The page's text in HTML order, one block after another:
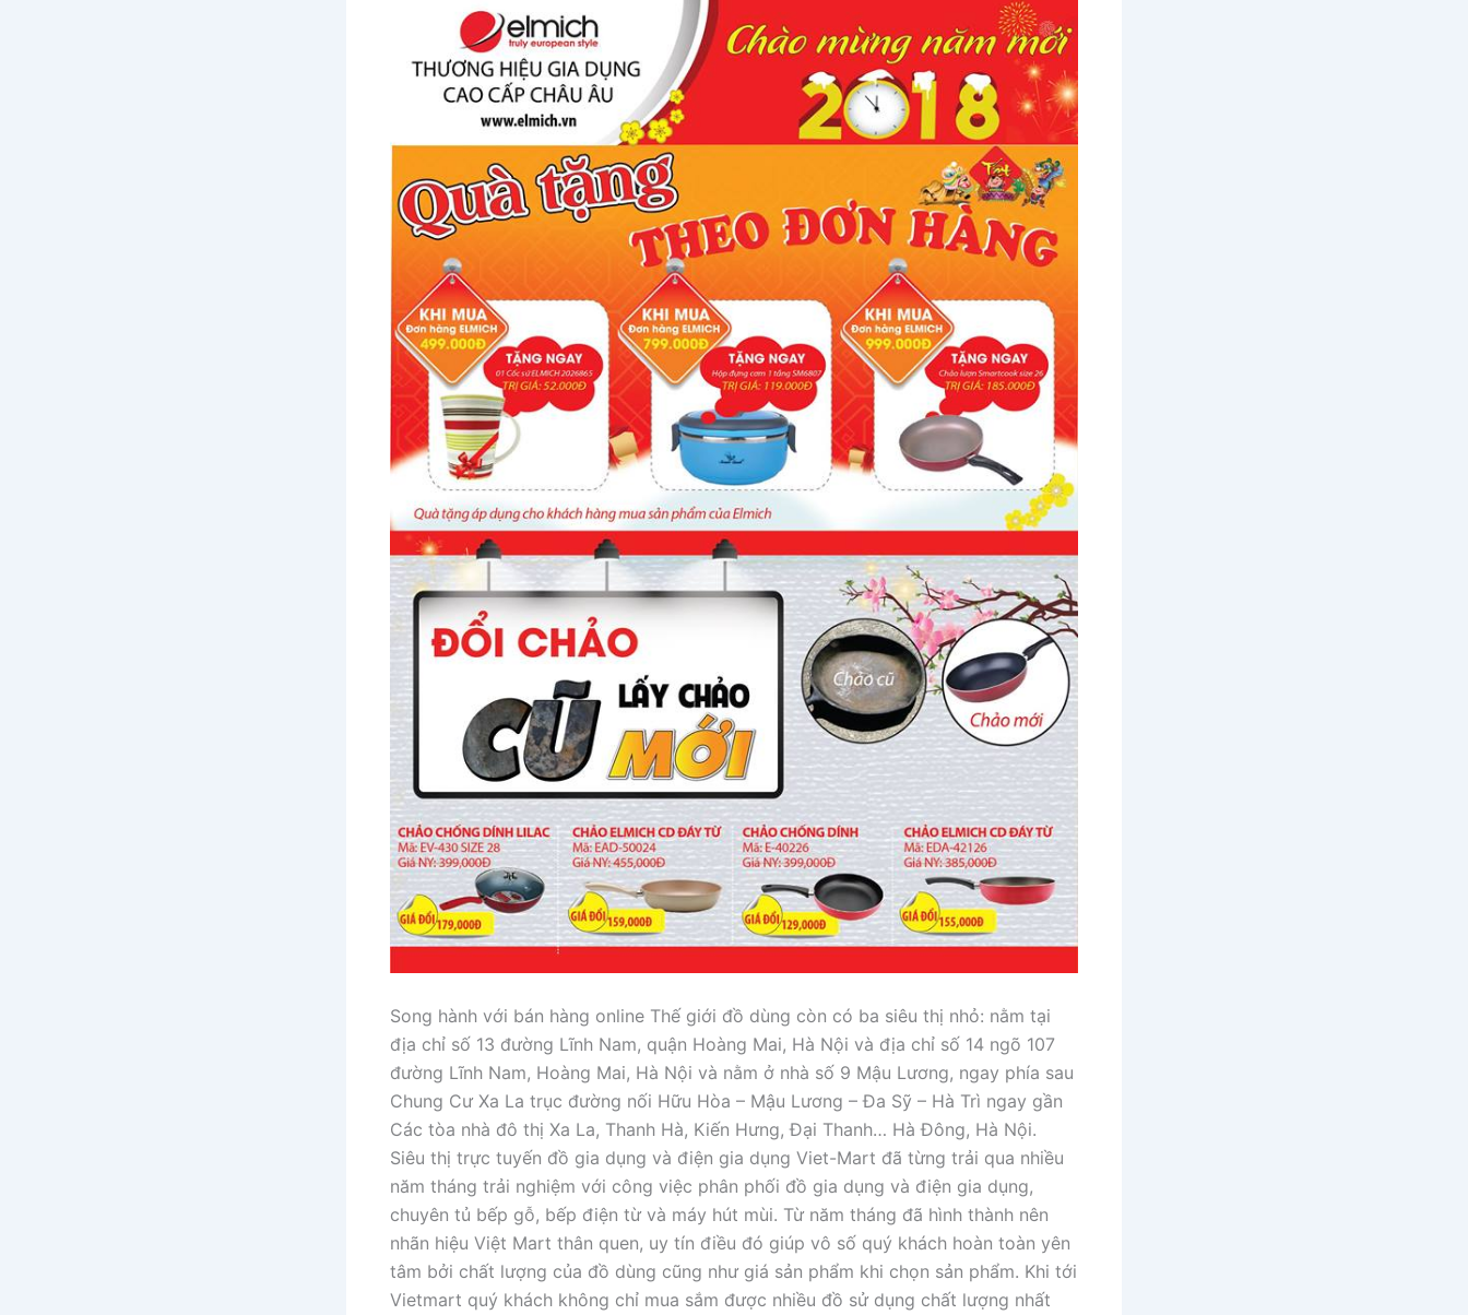
Song hành với bán hàng online Thế giới đồ dùng còn có ba siêu thị nhỏ: nằm tại
địa chỉ số 13 đường Lĩnh Nam, quận Hoàng Mai, Hà Nội và địa chỉ số 14 ngõ 107
đường Lĩnh Nam, Hoàng Mai, Hà Nội và nằm ở nhà số 9 Mậu Lương, ngay phía sau
Chung Cư Xa La trục đường nối Hữu Hòa – Mậu Lương – Đa Sỹ – Hà Trì ngay gần
Các tòa nhà đô thị Xa La, Thanh Hà, Kiến Hưng, Đại Thanh… Hà Đông, Hà Nội.
Siêu thị trực tuyến đồ gia dụng và điện gia dụng Viet-Mart đã từng trải qua nhiều
năm tháng trải nghiệm với công việc phân phối đồ gia dụng và điện gia dụng,
chuyên tủ bếp gỗ, bếp điện từ và máy hút mùi. Từ năm tháng đã hình thành nên
nhãn hiệu Việt Mart thân quen, uy tín điều đó giúp vô số quý khách hoàn toàn yên
tâm bởi chất lượng của đồ dùng cũng như giá sản phẩm khi chọn sản phẩm. Khi tới
Vietmart quý khách không chỉ mua sắm được nhiều đồ sử dụng chất lượng nhất